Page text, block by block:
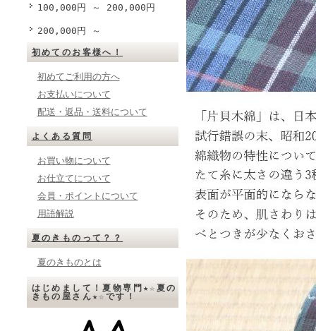
100,000円 ～ 200,000円
200,000円 ～
初めてのお客様へ！
初めてご利用の方へ
お支払いについて
配送・返品・送料について
よくある質問
お買い物について
お仕立てについて
会員・ポイントについて
用語解説
夏のきものって？？
夏のきものとは
はじめまして！夏物専門★☆夏の
きもの屋さん★☆です！